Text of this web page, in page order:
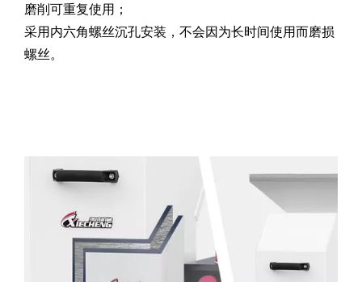
磨削可重复使用；
采用内六角螺丝沉孔安装，不会因为长时间使用而磨损
螺丝。